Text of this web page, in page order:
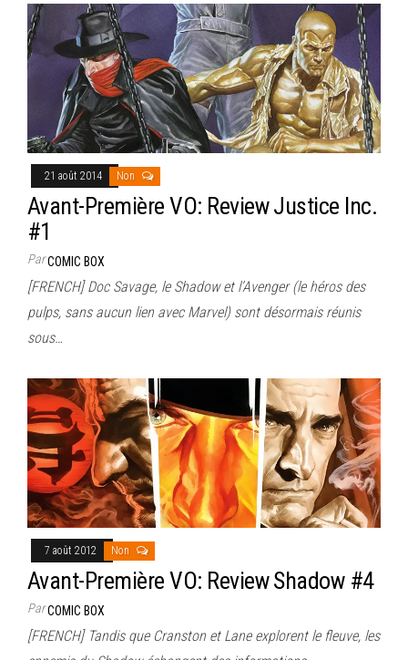
21 août 2014 Non
Avant-Première VO: Review Justice Inc.
#1
ParCOMIC BOX
[FRENCH] Doc Savage, le Shadow et l’Avenger (le héros des
pulps, sans aucun lien avec Marvel) sont désormais réunis
sous…
7 août 2012 Non
Avant-Première VO: Review Shadow #4
ParCOMIC BOX
[FRENCH] Tandis que Cranston et Lane explorent le fleuve, les